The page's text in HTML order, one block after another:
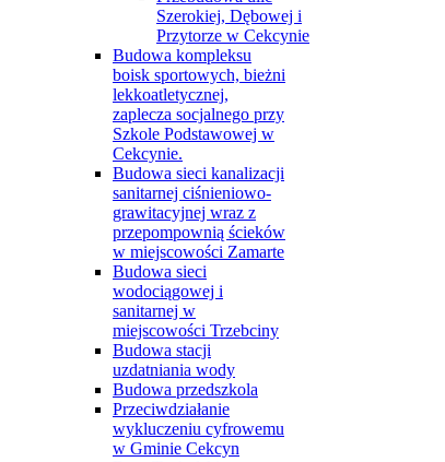
Szerokiej, Dębowej i
Przytorze w Cekcynie
Budowa kompleksu
boisk sportowych, bieżni
lekkoatletycznej,
zaplecza socjalnego przy
Szkole Podstawowej w
Cekcynie.
Budowa sieci kanalizacji
sanitarnej ciśnieniowo-
grawitacyjnej wraz z
przepompownią ścieków
w miejscowości Zamarte
Budowa sieci
wodociągowej i
sanitarnej w
miejscowości Trzebciny
Budowa stacji
uzdatniania wody
Budowa przedszkola
Przeciwdziałanie
wykluczeniu cyfrowemu
w Gminie Cekcyn